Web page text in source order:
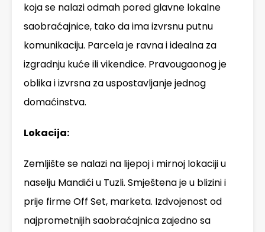
koja se nalazi odmah pored glavne lokalne
saobraćajnice, tako da ima izvrsnu putnu
komunikaciju. Parcela je ravna i idealna za
izgradnju kuće ili vikendice. Pravougaonog je
oblika i izvrsna za uspostavljanje jednog
domaćinstva.
Lokacija:
Zemljište se nalazi na lijepoj i mirnoj lokaciji u
naselju Mandići u Tuzli. Smještena je u blizini i
prije firme Off Set, marketa. Izdvojenost od
najprometnijih saobraćajnica zajedno sa